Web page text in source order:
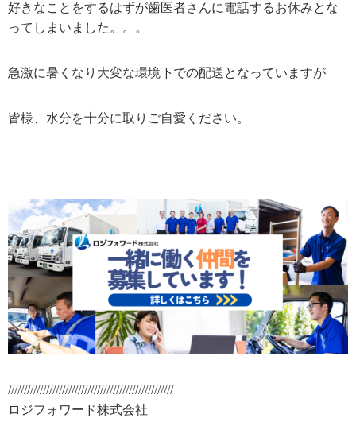
好きなことをするはずが歯医者さんに電話するお休みとな
ってしまいました。。。
急激に暑くなり大変な環境下での配送となっていますが
皆様、水分を十分に取りご自愛ください。
////////////////////////////////////////////////////
ロジフォワード株式会社